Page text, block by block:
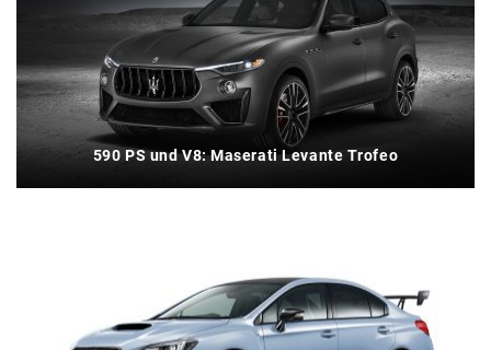
590 PS und V8: Maserati Levante Trofeo